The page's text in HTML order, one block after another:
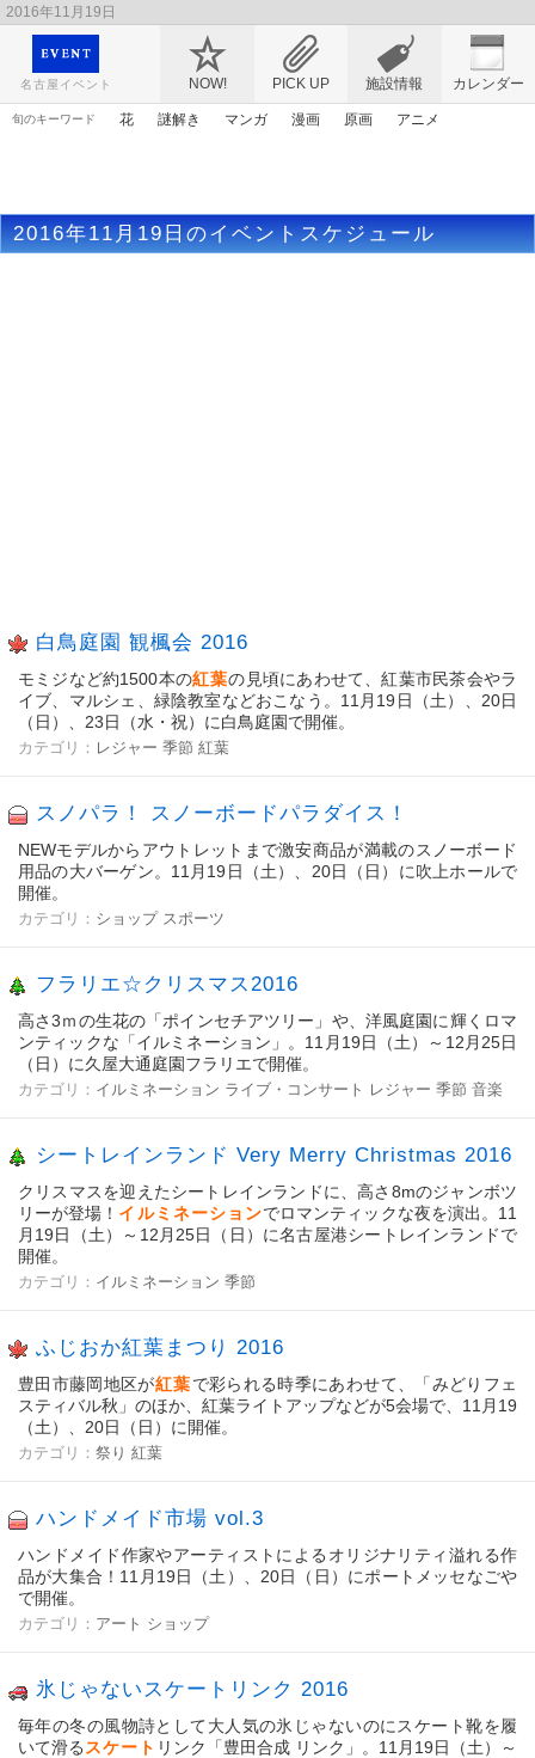
2016年11月19日
映画や音楽コンサート、レジャーやアート、テレビ、ショップ、出会い、転職まで名古
屋のイベント情報を幅広く掲載
名古屋イベント NOW! PICK UP カレンダー
施設情報
旬のキーワード 花 謎解き マンガ 漫画 原画
アニメ
2016年11月19日のイベントスケジュール
白鳥庭園 観楓会 2016
モミジなど約1500本の紅葉の見頃にあわせて、紅葉市民茶会やラ
イブ、マルシェ、緑陰教室などおこなう。11月19日（土）、20日
（日）、23日（水・祝）に白鳥庭園で開催。
カテゴリ： レジャー 季節 紅葉
スノパラ！ スノーボードパラダイス！
NEWモデルからアウトレットまで激安商品が満載のスノーボード
用品の大バーゲン。11月19日（土）、20日（日）に吹上ホールで
開催。
カテゴリ： ショップ スポーツ
フラリエ☆クリスマス2016
高さ3ｍの生花の「ポインセチアツリー」や、洋風庭園に輝くロマ
ンティックな「イルミネーション」。11月19日（土）～12月25日
（日）に久屋大通庭園フラリエで開催。
カテゴリ： イルミネーション ライブ・コンサート レジャー 季節 音楽
シートレインランド Very Merry Christmas 2016
クリスマスを迎えたシートレインランドに、高さ8mのジャンボツ
リーが登場！ イルミネーションでロマンティックな夜を演出。 11
月19日（土）～12月25日（ 日 ） に名古屋港シートレインランドで
開催。
カテゴリ： イルミネーション 季節
ふじおか紅葉まつり 2016
豊田市藤岡地区が紅葉で彩られる時季にあわせて、「みどりフェ
スティバル秋」のほか、紅葉ライトアップなどが5会場で、11月19
（土）、20日（日）に開催。
カテゴリ： 祭り 紅葉
ハンドメイド市場 vol.3
ハンドメイド作家やアーティストによるオリジナリティ溢れる作
品が大集合！11月19日（土）、20日（日）にポートメッセなごや
で開催。
カテゴリ： アート ショップ
氷じゃないスケートリンク 2016
毎年の冬の風物詩として大人気の氷じゃないのにスケート靴を履
いて滑る スケート リンク「豊田合成 リンク」。11月19日（土）～